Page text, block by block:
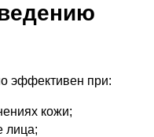
эффективен при:
кожи;
лица;